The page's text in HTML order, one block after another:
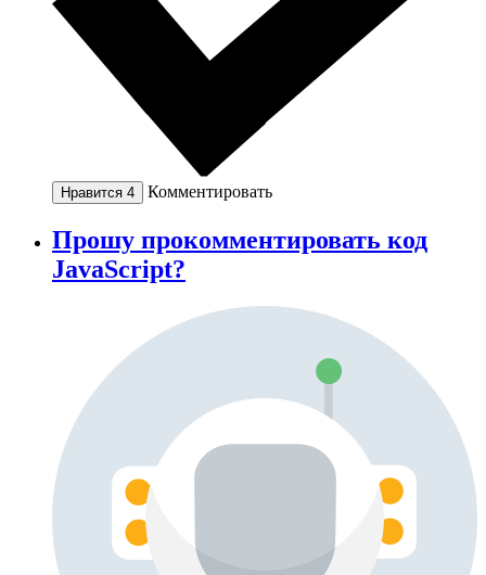
Нравится 4 Комментировать
Прошу прокомментировать код
JavaScript?